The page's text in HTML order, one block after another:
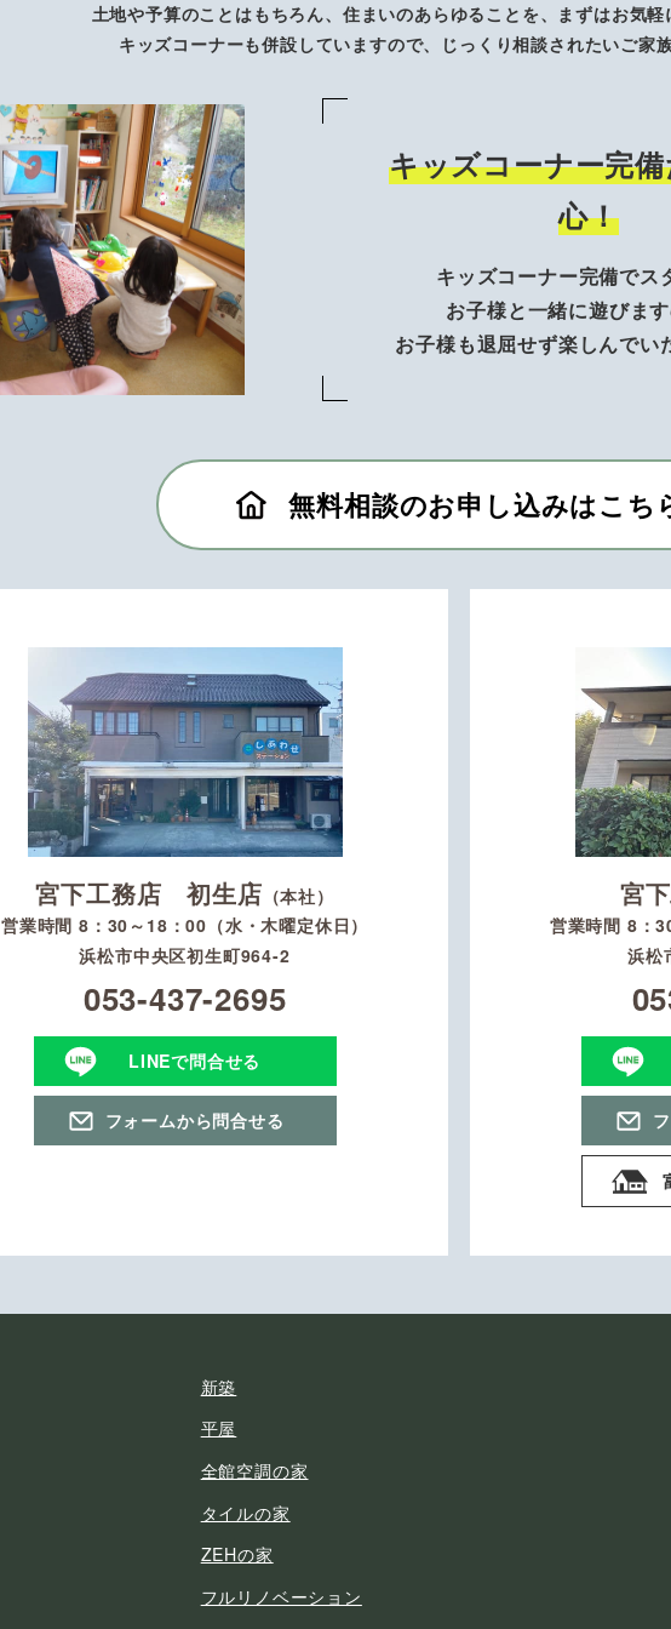
土地や予算のことはもちろん、住まいのあらゆることを、まずはお気軽
キッズコーナーも併設していますので、じっくり相談されたいご家
キッズコーナー完
心！
キッズコーナー完備でス
お子様と一緒に遊びます
お子様も退屈せず楽しんでい
無料相談のお申し込みはこち
宮下工務店 初生店 （本社）
営業時間 8：30～18：00（水・木曜定休日）
浜松市中央区初生町964-2
053-437-2695
LINEで問合せる
フォームから問合せる
宮
営業時間 8：
浜松
新築
平屋
全館空調の家
タイルの家
ZEHの家
フルリノベーション